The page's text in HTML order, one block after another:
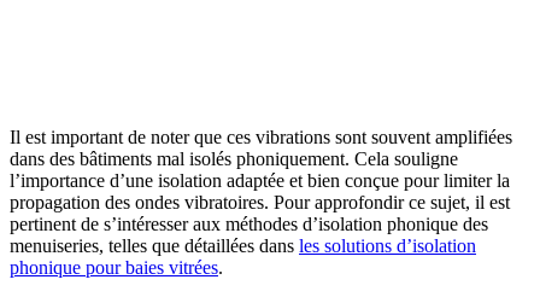
Il est important de noter que ces vibrations sont souvent amplifiées
dans des bâtiments mal isolés phoniquement. Cela souligne
l’importance d’une isolation adaptée et bien conçue pour limiter la
propagation des ondes vibratoires. Pour approfondir ce sujet, il est
pertinent de s’intéresser aux méthodes d’isolation phonique des
menuiseries, telles que détaillées dans les solutions d’isolation
phonique pour baies vitrées.